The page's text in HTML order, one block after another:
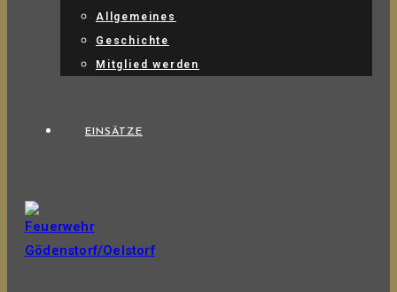
Allgemeines
Geschichte
Mitglied werden
EINSÄTZE